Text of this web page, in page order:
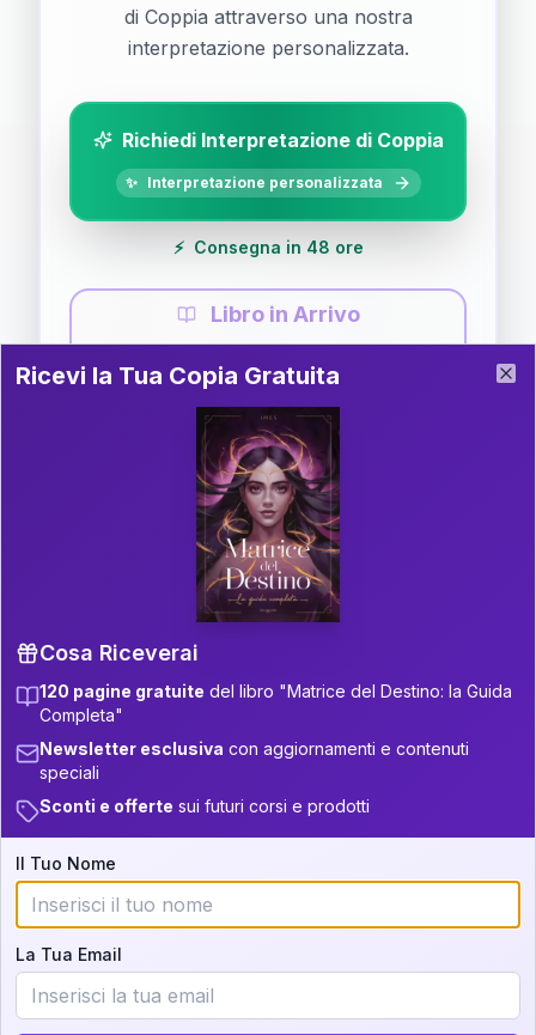
di Coppia attraverso una nostra
interpretazione personalizzata.
Richiedi Interpretazione di Coppia
✨ Interpretazione personalizzata
⚡ Consegna in 48 ore
Libro in Arrivo
Guida completa di Coppia
Il libro è in fase di scrittura. Iscriviti alla newsletter
per ricevere aggiornamenti!
P.S. Interpretazione parziale
gratuita
Scorri più in basso per vedere
un'interpretazione parziale gratuita della tua
Iscriviti alla newsletter per ricevere
aggiornamenti quando sarà disponibile.
Cosa scoprirete nella vostra
interpretazione:
💕 Come rafforzare la vostra unione
Ricevi la Tua Copia Gratuita del Libro
Ricevi la Tua Copia Gratuita
Cosa Riceverai
120 pagine gratuite del libro "Matrice del Destino: la Guida
Completa"
Newsletter esclusiva con aggiornamenti e contenuti
speciali
Sconti e offerte sui futuri corsi e prodotti
Il Tuo Nome
La Tua Email